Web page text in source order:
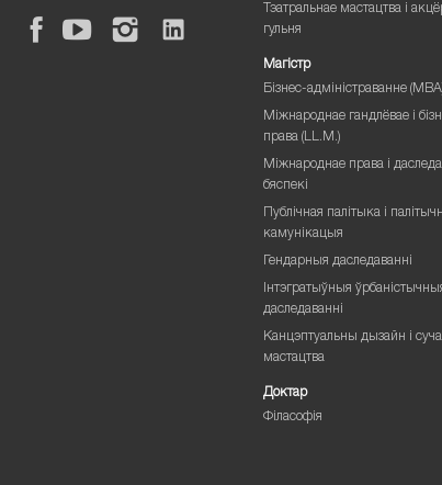
Тэатральнае мастацтва і
гульня
Магістр
Бізнес-адміністраванне
Міжнароднае гандлёвае і
права (LL.M.)
Міжнароднае права і
бяспекі
Публічная палітыка і
камунікацыя
Гендарныя даследаванні
Інтэгратыўныя
даследаванні
Канцэптуальны дызайн і
мастацтва
Доктар
Філасофія